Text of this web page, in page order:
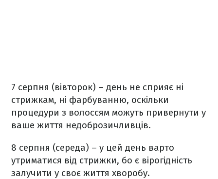
7 серпня (вівторок) – день не сприяє ні
стрижкам, ні фарбуванню, оскільки
процедури з волоссям можуть привернути у
ваше життя недоброзичливців.
8 серпня (середа) – у цей день варто
утриматися від стрижки, бо є вірогідність
залучити у своє життя хворобу.